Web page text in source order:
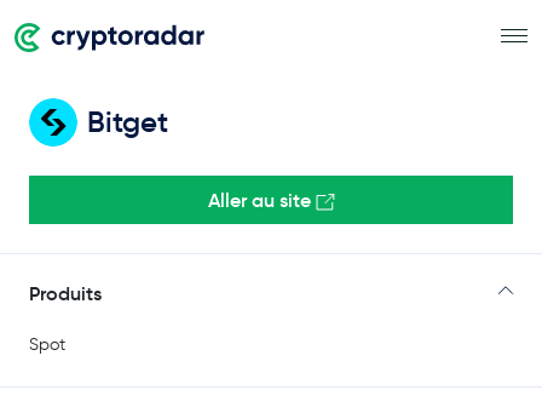
Bitget
Aller au site
Produits
Spot